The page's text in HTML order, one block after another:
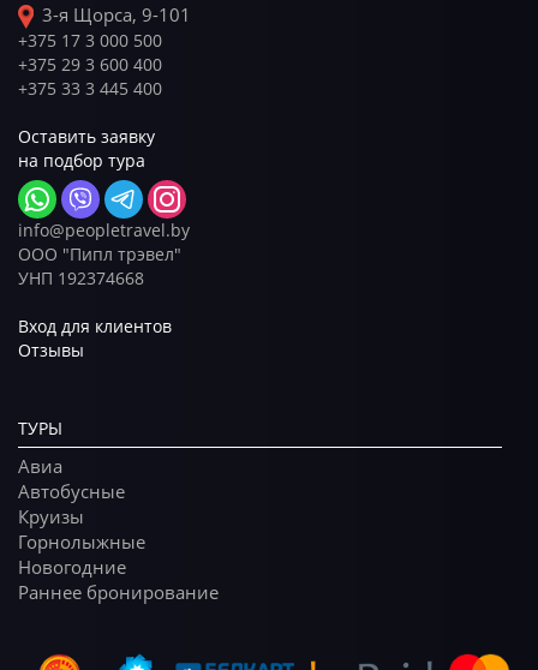
3-я Щорса, 9-101
+375 17 3 000 500
+375 29 3 600 400
+375 33 3 445 400
Оставить заявку
на подбор тура
info@peopletravel.by
ООО "Пипл трэвел"
УНП 192374668
Вход для клиентов
Отзывы
ТУРЫ
Авиа
Автобусные
Круизы
Горнолыжные
Новогодние
Раннее бронирование